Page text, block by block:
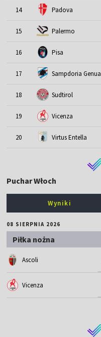
14 Padova
15 Palermo
16 Pisa
17 Sampdoria Genua
18 Sudtirol
19 Vicenza
20 Virtus Entella
Puchar Włoch
Wyniki
08 SIERPNIA 2026
Piłka nożna
Ascoli
Vicenza